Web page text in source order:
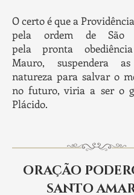
O certo é que a
pela ordem de São
pela pronta
Mauro, suspendera
natureza para salvar o
no futuro, viria a ser o
Plácido.
ORAÇÃO
SANTO